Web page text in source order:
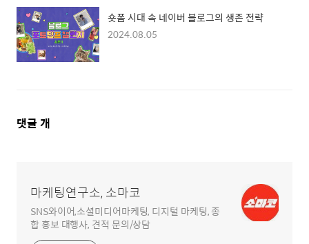
숏폼 시대 속 네이버 블로그의 생존 전략
2024.08.05
댓
댓글 개
마케팅연구소, 소마코
SNS와이어,소셜미디어마케팅, 디지털 마케팅, 종
합 홍보 대행사, 견적 문의/상담